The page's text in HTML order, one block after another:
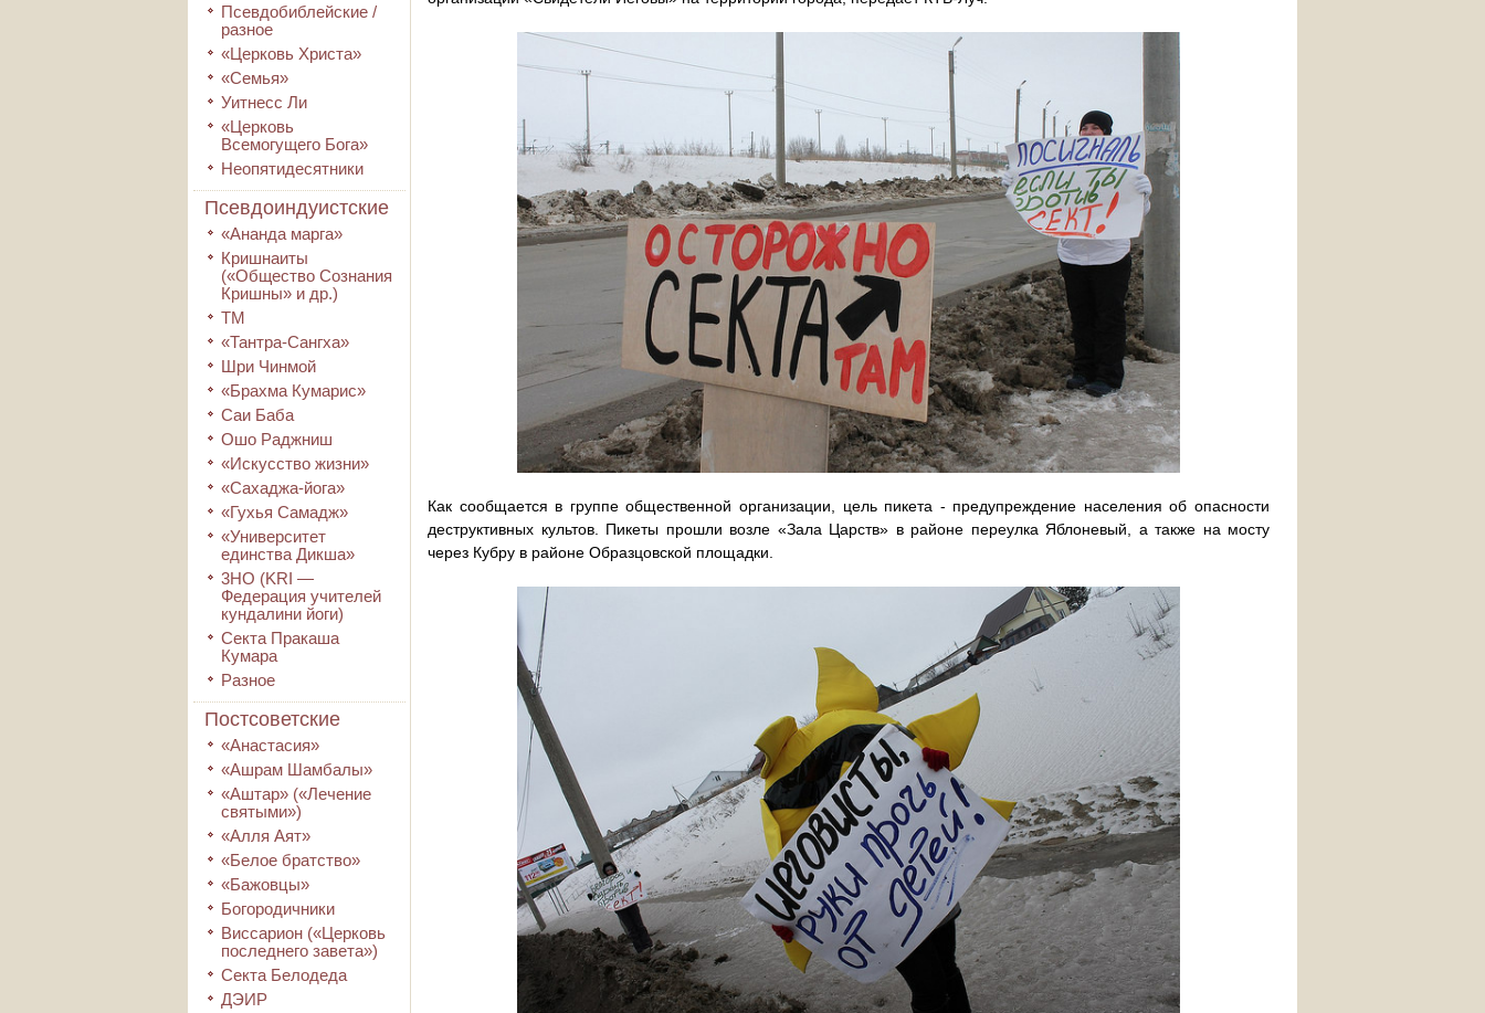
Псевдобиблейские /
разное
«Церковь Христа»
«Семья»
Уитнесс Ли
«Церковь
Всемогущего Бога»
Неопятидесятники
Псевдоиндуистские
«Ананда марга»
Кришнаиты
(«Общество Сознания
Кришны» и др.)
ТМ
«Тантра-Сангха»
Шри Чинмой
«Брахма Кумарис»
Саи Баба
Ошо Раджниш
«Искусство жизни»
«Сахаджа-йога»
«Гухья Самадж»
«Университет
единства Дикша»
3HO (KRI ―
Федерация учителей
кундалини йоги)
Секта Пракаша
Кумара
Разное
Постсоветские
«Анастасия»
«Ашрам Шамбалы»
«Аштар» («Лечение
святыми»)
«Алля Аят»
«Белое братство»
«Бажовцы»
Богородичники
Виссарион («Церковь
последнего завета»)
Секта Белодеда
ДЭИР
Как сообщается в группе общественной организации, цель пикета - предупреждение населения об опасности
деструктивных культов. Пикеты прошли возле «Зала Царств» в районе переулка Яблоневый, а также на мосту
через Кубру в районе Образцовской площадки.